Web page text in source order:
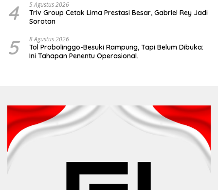
4 5 Agustus 2026
Triv Group Cetak Lima Prestasi Besar, Gabriel Rey Jadi
Sorotan
5 8 Agustus 2026
Tol Probolinggo-Besuki Rampung, Tapi Belum Dibuka:
Ini Tahapan Penentu Operasional.